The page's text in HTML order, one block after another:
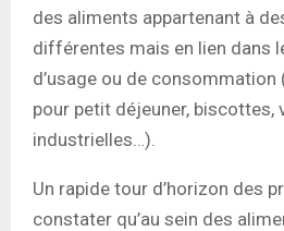
des aliments appartenant à
différentes mais en lien dans
d’usage ou de
pour petit déjeuner, biscottes,
industrielles…).
Un rapide tour d’horizon des
constater qu’au sein des